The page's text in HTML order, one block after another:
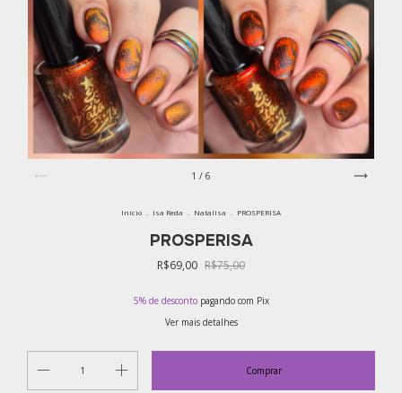
1 / 6
Início Isa Reda NatalIsa PROSPERISA
PROSPERISA
R$69,00 R$75,00
5% de descontopagando com Pix
Ver mais detalhes